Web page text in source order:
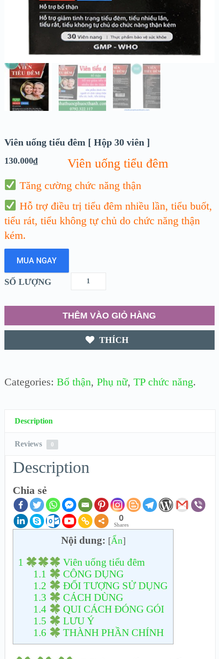
Viên uống tiểu đêm [ Hộp 30 viên ]
130.000₫ Viên uống tiểu đêm
Tăng cường chức năng thận
Hỗ trợ điều trị tiểu đêm nhiều lần, tiểu buốt,
tiểu rát, tiểu không tự chủ do chức năng thận
kém.
MUA NGAY
SỐ LƯỢNG
THÊM VÀO GIỎ HÀNG
THÍCH
Categories: Bổ thận, Phụ nữ, TP chức năng.
Description
Reviews 0
Description
Chia sẻ
0
Shares
Nội dung: [Ẩn]
1
Viên uống tiểu đêm
1.1
CÔNG DỤNG
1.2
ĐỐI TƯỢNG SỬ DỤNG
1.3
CÁCH DÙNG
1.4
QUI CÁCH ĐÓNG GÓI
1.5
LƯU Ý
1.6
THÀNH PHẦN CHÍNH